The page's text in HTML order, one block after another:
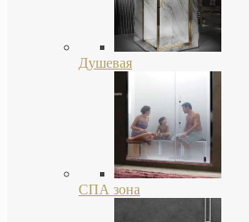
Душевая
СПА зона